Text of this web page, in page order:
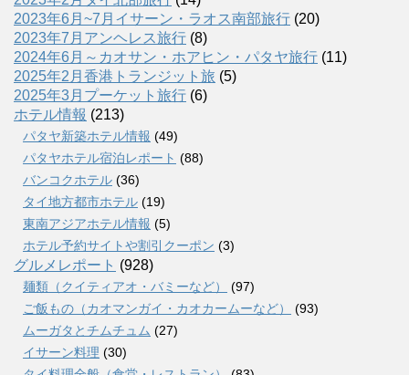
2023年6月~7月イサーン・ラオス南部旅行 (20)
2023年7月アンヘレス旅行 (8)
2024年6月～カオサン・ホアヒン・パタヤ旅行 (11)
2025年2月香港トランジット旅 (5)
2025年3月プーケット旅行 (6)
ホテル情報 (213)
パタヤ新築ホテル情報 (49)
パタヤホテル宿泊レポート (88)
バンコクホテル (36)
タイ地方都市ホテル (19)
東南アジアホテル情報 (5)
ホテル予約サイトや割引クーポン (3)
グルメレポート (928)
麺類（クイティアオ・バミーなど）
(97)
ご飯もの（カオマンガイ・カオカームーなど）
(93)
ムーガタとチムチュム (27)
イサーン料理 (30)